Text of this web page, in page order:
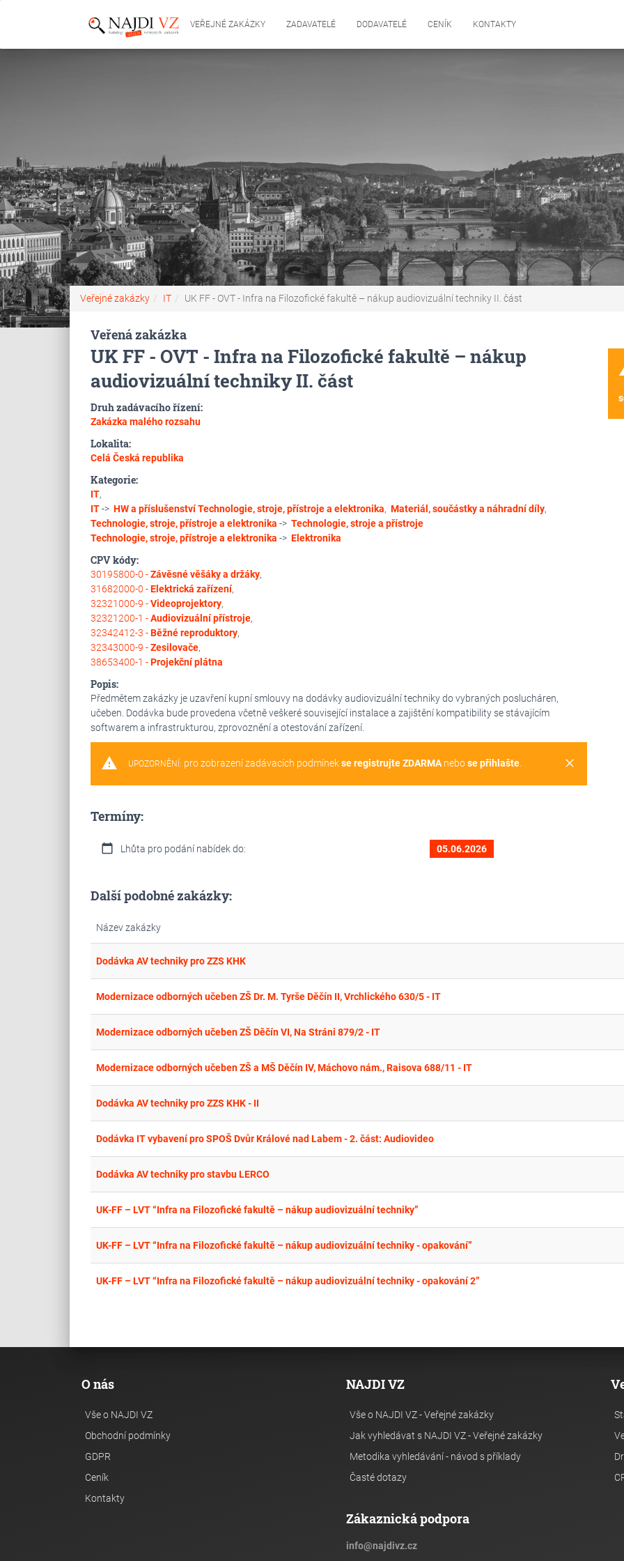
VEŘEJNÉ ZAKÁZKY ZADAVATELÉ DODAVATELÉ CENÍK KONTAKTY
Veřejné zakázky IT UK FF - OVT - Infra na Filozofické fakultě – nákup audiovizuální techniky II. část
Veřená zakázka
UK FF - OVT - Infra na Filozofické fakultě – nákup
audiovizuální techniky II. část
Druh zadávacího řízení:
Zakázka malého rozsahu
Lokalita:
Celá Česká republika
Kategorie:
IT,
IT-> HW a příslušenství Technologie, stroje, přístroje a elektronika, Materiál, součástky a náhradní díly,
Technologie, stroje, přístroje a elektronika -> Technologie, stroje a přístroje
Technologie, stroje, přístroje a elektronika -> Elektronika
CPV kódy:
30195800-0 -Závěsné věšáky a držáky,
31682000-0 -Elektrická zařízení,
32321000-9 -Videoprojektory,
32321200-1 -Audiovizuální přístroje,
32342412-3 -Běžné reproduktory,
32343000-9 -Zesilovače,
38653400-1 -Projekční plátna
Popis:
Předmětem zakázky je uzavření kupní smlouvy na dodávky audiovizuální techniky do vybraných poslucháren,
učeben. Dodávka bude provedena včetně veškeré související instalace a zajištění kompatibility se stávajícím
softwarem a infrastrukturou, zprovoznění a otestování zařízení.
warning clear
UPOZORNĚNÍ: pro zobrazení zadávacích podmínekse registrujte ZDARMAnebose přihlašte.
Termíny:
calendar_today Lhůta pro podání nabídek do: 05.06.2026
Další podobné zakázky:
Název zakázky
Dodávka AV techniky pro ZZS KHK
Modernizace odborných učeben ZŠ Dr. M. Tyrše Děčín II, Vrchlického 630/5 - IT
Modernizace odborných učeben ZŠ Děčín VI, Na Stráni 879/2 - IT
Modernizace odborných učeben ZŠ a MŠ Děčín IV, Máchovo nám., Raisova 688/11 - IT
Dodávka AV techniky pro ZZS KHK - II
Dodávka IT vybavení pro SPOŠ Dvůr Králové nad Labem - 2. část: Audiovideo
Dodávka AV techniky pro stavbu LERCO
UK-FF – LVT “Infra na Filozofické fakultě – nákup audiovizuální techniky”
UK-FF – LVT “Infra na Filozofické fakultě – nákup audiovizuální techniky - opakování”
UK-FF – LVT “Infra na Filozofické fakultě – nákup audiovizuální techniky - opakování 2”
O nás
Vše o NAJDI VZ
Obchodní podmínky
GDPR
Ceník
Kontakty
NAJDI VZ
Vše o NAJDI VZ - Veřejné zakázky
Jak vyhledávat s NAJDI VZ - Veřejné zakázky
Metodika vyhledávání - návod s příklady
Časté dotazy
Zákaznická podpora
info@najdivz.cz